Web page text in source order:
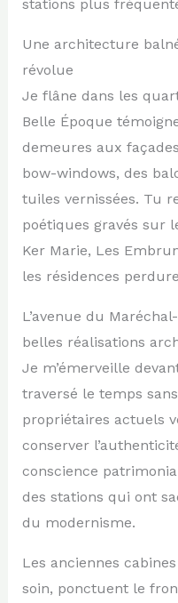
stations plus
Une architecture
révolue
Je flâne dans les
Belle Époque
demeures aux
bow-windows, des
tuiles vernissées. Tu
poétiques gravés sur
Ker Marie, Les
les résidences
L’avenue du
belles réalisations
Je m’émerveille
traversé le temps
propriétaires actuels
conserver
conscience
des stations qui ont
du modernisme.
Les anciennes
soin, ponctuent le